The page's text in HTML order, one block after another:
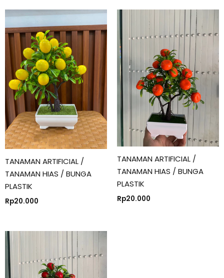
TANAMAN ARTIFICIAL /
TANAMAN HIAS / BUNGA
PLASTIK
Rp20.000
TANAMAN ARTIFICIAL /
TANAMAN HIAS / BUNGA
PLASTIK
Rp20.000